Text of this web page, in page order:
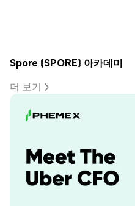
Spore (SPORE) 아카데미
더 보기